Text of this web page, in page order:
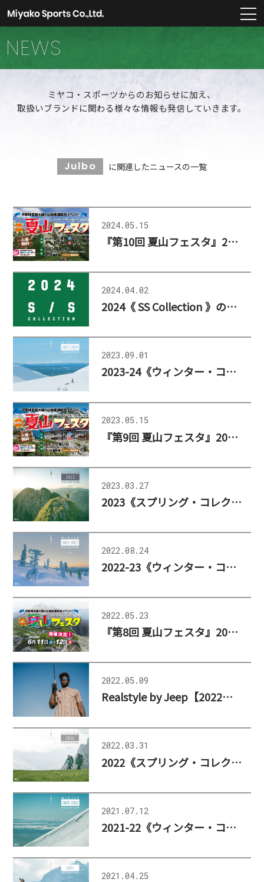
NEWS
ミヤコ・スポーツからのお知らせに加え、
取扱いブランドに関わる様々な情報も発信していきます。
Julbo に関連したニュースの一覧
2024.05.15
『第10回 夏山フェスタ』2024年6月8日（土）、9日（日）
2024.04.02
2024《 SS Collection 》の公開、および更新のお知らせ
2023.09.01
2023-24《ウィンター・コレクション》公開、更新のお知らせ
2023.05.15
『第9回 夏山フェスタ』2023年6月3日（土）、4日（日）
2023.03.27
2023《スプリング・コレクション》公開、更新のお知らせ
2022.08.24
2022-23《ウィンター・コレクション》公開、更新のお知らせ
2022.05.23
『第8回 夏山フェスタ』2022年6月11日（土）、12日（日）
2022.05.09
Realstyle by Jeep【2022年・サングラス特集】
2022.03.31
2022《スプリング・コレクション》公開、更新のお知らせ
2021.07.12
2021-22《ウィンター・コレクション》公開、更新のお知らせ
2021.04.25